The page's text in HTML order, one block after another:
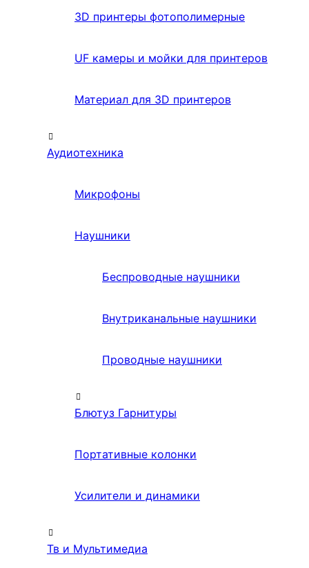
3D принтеры фотополимерные
UF камеры и мойки для принтеров
Материал для 3D принтеров
Аудиотехника
Микрофоны
Наушники
Беспроводные наушники
Внутриканальные наушники
Проводные наушники
Блютуз Гарнитуры
Портативные колонки
Усилители и динамики
Тв и Мультимедиа